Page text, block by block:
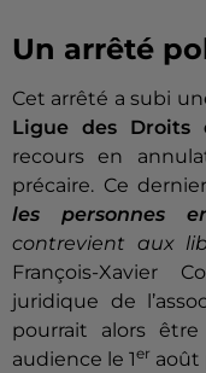
Un arrêté
Cet arrêté a subi
Ligue des Droits
recours en
précaire. Ce dernier
les personnes
contrevient aux
François-Xavier
juridique de
pourrait alors
audience le 1er août